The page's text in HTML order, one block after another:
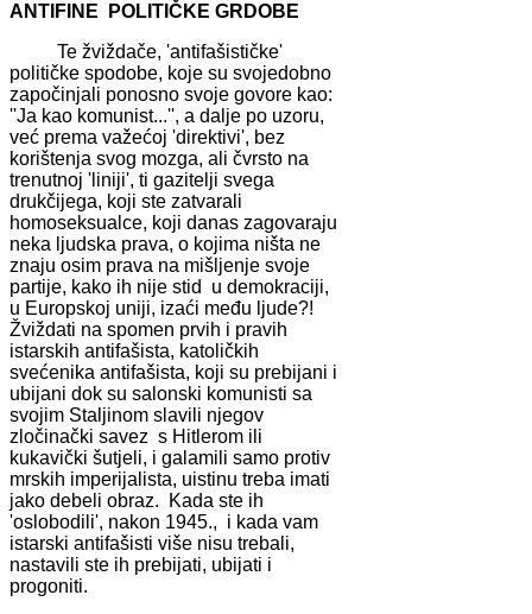
ANTIFINE POLITIČKE GRDOBE
Te žviždače, 'antifašističke'
političke spodobe, koje su svojedobno
započinjali ponosno svoje govore kao:
''Ja kao komunist...'', a dalje po uzoru,
već prema važećoj 'direktivi', bez
korištenja svog mozga, ali čvrsto na
trenutnoj 'liniji', ti gazitelji svega
drukčijega, koji ste zatvarali
homoseksualce, koji danas zagovaraju
neka ljudska prava, o kojima ništa ne
znaju osim prava na mišljenje svoje
partije, kako ih nije stid u demokraciji,
u Europskoj uniji, izaći među ljude?!
Žviždati na spomen prvih i pravih
istarskih antifašista, katoličkih
svećenika antifašista, koji su prebijani i
ubijani dok su salonski komunisti sa
svojim Staljinom slavili njegov
zločinački savez s Hitlerom ili
kukavički šutjeli, i galamili samo protiv
mrskih imperijalista, uistinu treba imati
jako debeli obraz. Kada ste ih
'oslobodili', nakon 1945., i kada vam
istarski antifašisti više nisu trebali,
nastavili ste ih prebijati, ubijati i
progoniti.